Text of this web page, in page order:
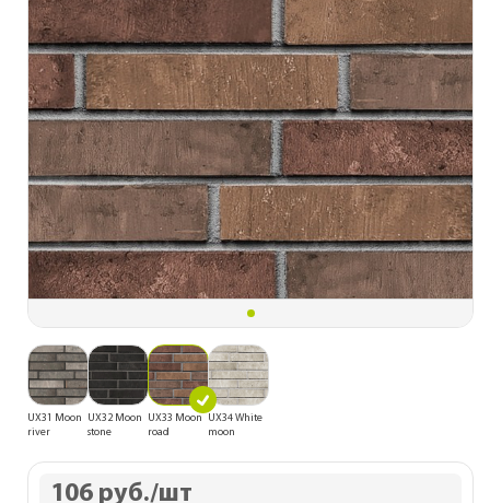
UX31 Moon
river
UX32 Moon
stone
UX33 Moon
road
UX34 White
moon
106 руб./шт